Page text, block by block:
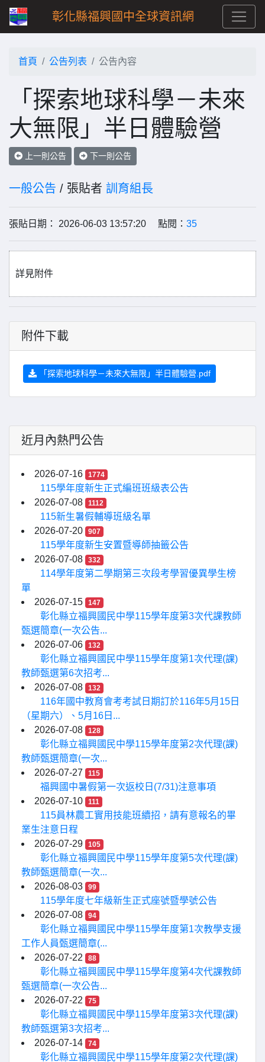
彰化縣福興國中全球資訊網
首頁 公告列表 公告內容
「探索地球科學－未來
大無限」半日體驗營
上一則公告 下一則公告
一般公告 / 張貼者 訓育組長
張貼日期： 2026-06-03 13:57:20 點閱： 35
詳見附件
附件下載
「探索地球科學－未來大無限」半日體驗營.pdf
近月內熱門公告
2026-07-16 1774
115學年度新生正式編班班級表公告
2026-07-08
1112
115新生暑假輔導班級名單
2026-07-20
907
115學年度新生安置暨導師抽籤公告
2026-07-08
332
114學年度第二學期第三次段考學習優異學生榜
單
2026-07-15
147
彰化縣立福興國民中學115學年度第3次代課教師
甄選簡章(一次公告...
2026-07-06
132
彰化縣立福興國民中學115學年度第1次代理(課)
教師甄選第6次招考...
2026-07-08
132
116年國中教育會考考試日期訂於116年5月15日
（星期六）、5月16日...
2026-07-08
128
彰化縣立福興國民中學115學年度第2次代理(課)
教師甄選簡章(一次...
2026-07-27
115
福興國中暑假第一次返校日(7/31)注意事項
2026-07-10
111
115員林農工實用技能班續招，請有意報名的畢
業生注意日程
2026-07-29
105
彰化縣立福興國民中學115學年度第5次代理(課)
教師甄選簡章(一次...
2026-08-03
99
115學年度七年級新生正式座號暨學號公告
2026-07-08
94
彰化縣立福興國民中學115學年度第1次教學支援
工作人員甄選簡章(...
2026-07-22
88
彰化縣立福興國民中學115學年度第4次代課教師
甄選簡章(一次公告...
2026-07-22
75
彰化縣立福興國民中學115學年度第3次代理(課)
教師甄選第3次招考...
2026-07-14
74
彰化縣立福興國民中學115學年度第2次代理(課)